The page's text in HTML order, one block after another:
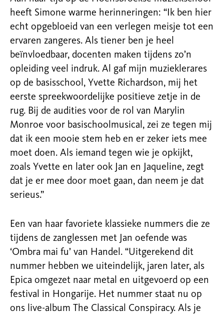
heeft Simone warme herinneringen: “Ik ben hier
echt opgebloeid van een verlegen meisje tot een
ervaren zangeres. Als tiener ben je heel
beïnvloedbaar, docenten maken tijdens zo’n
opleiding veel indruk. Al gaf mijn muzieklerares
op de basisschool, Yvette Richardson, mij het
eerste spreekwoordelijke positieve zetje in de
rug. Bij de audities voor de rol van Marylin
Monroe voor basischoolmusical, zei ze tegen mij
dat ik een mooie stem heb en er zeker iets mee
moet doen. Als iemand tegen wie je opkijkt,
zoals Yvette en later ook Jan en Jaqueline, zegt
dat je er mee door moet gaan, dan neem je dat
serieus.”
Een van haar favoriete klassieke nummers die ze
tijdens de zanglessen met Jan oefende was
‘Ombra mai fu’ van Handel. “Uitgerekend dit
nummer hebben we uiteindelijk, jaren later, als
Epica omgezet naar metal en uitgevoerd op een
festival in Hongarije. Het nummer staat nu op
ons live-album The Classical Conspiracy. Als je